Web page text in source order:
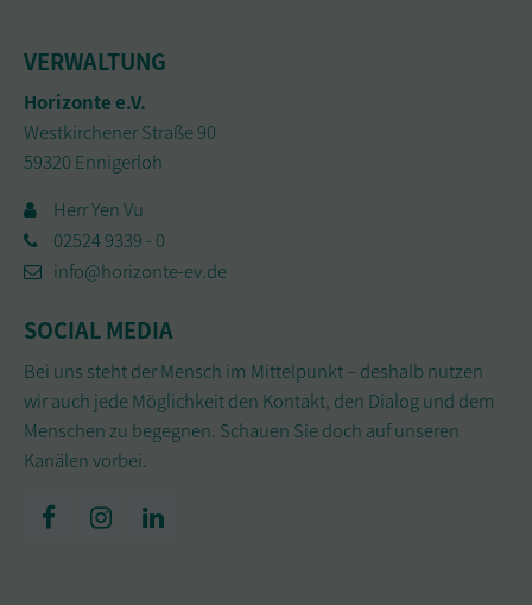
VERWALTUNG
Horizonte e.V.
Westkirchener Straße 90
59320 Ennigerloh
Herr Yen Vu
02524 9339 - 0
info@horizonte-ev.de
SOCIAL MEDIA
Bei uns steht der Mensch im Mittelpunkt – deshalb nutzen
wir auch jede Möglichkeit den Kontakt, den Dialog und dem
Menschen zu begegnen. Schauen Sie doch auf unseren
Kanälen vorbei.